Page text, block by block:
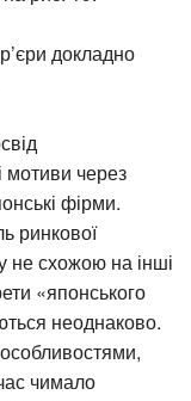
докладно
мотиви через
фірми.
ринкової
не схожою на інші
«японського
неоднаково.
чимало